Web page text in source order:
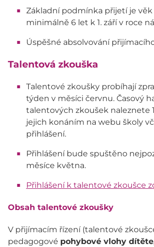
Základní podmínka přijetí je
minimálně 6 let k 1. září v roce
Úspěšné absolvování
Talentová zkouška
Talentové zkoušky probíhají
týden v měsíci červnu. Časový
talentových zkoušek naleznete
jejich konáním na webu školy
přihlášení.
Přihlášení bude spuštěno
měsíce května.
Přihlášení k talentové zkoušce
Obsah talentové zkoušky
V přijímacím řízení (talentové
pedagogové pohybové vlohy